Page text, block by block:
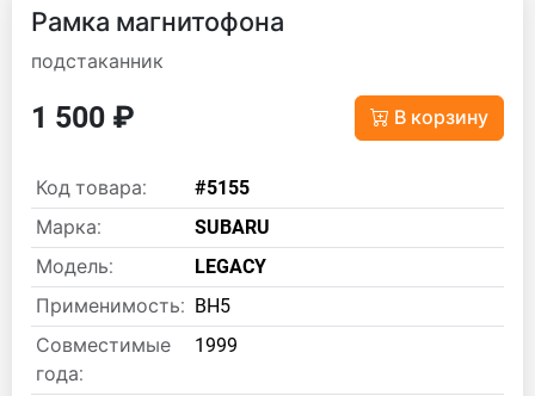
Рамка магнитофона
подстаканник
1 500 ₽ В корзину
Код товара:
#5155
Марка:
SUBARU
Модель:
LEGACY
Применимость: BH5
Совместимые
года:
1999